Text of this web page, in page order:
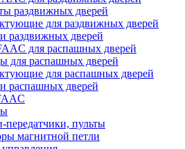
раздвижных дверей
для раздвижных дверей
раздвижных дверей
для распашных дверей
для распашных дверей
для распашных дверей
распашных дверей
передатчики, пульты
магнитной петли